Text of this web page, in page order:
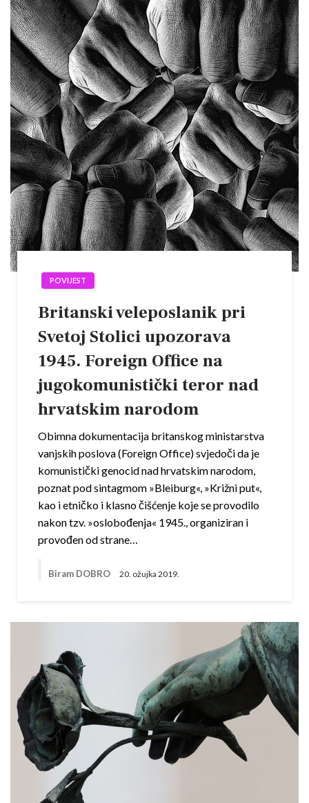
POVIJEST
Britanski veleposlanik pri
Svetoj Stolici upozorava
1945. Foreign Office na
jugokomunistički teror nad
hrvatskim narodom
Obimna dokumentacija britanskog ministarstva
vanjskih poslova (Foreign Office) svjedoči da je
komunistički genocid nad hrvatskim narodom,
poznat pod sintagmom »Bleiburg«, »Križni put«,
kao i etničko i klasno čišćenje koje se provodilo
nakon tzv. »oslobođenja« 1945., organiziran i
provođen od strane…
Biram DOBRO 20. ožujka 2019.